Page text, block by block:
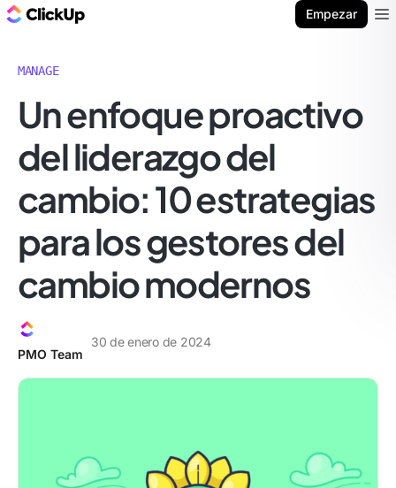
Empezar
MANAGE
Un enfoque proactivo
del liderazgo del
cambio: 10 estrategias
para los gestores del
cambio modernos
PMO Team
30 de enero de 2024